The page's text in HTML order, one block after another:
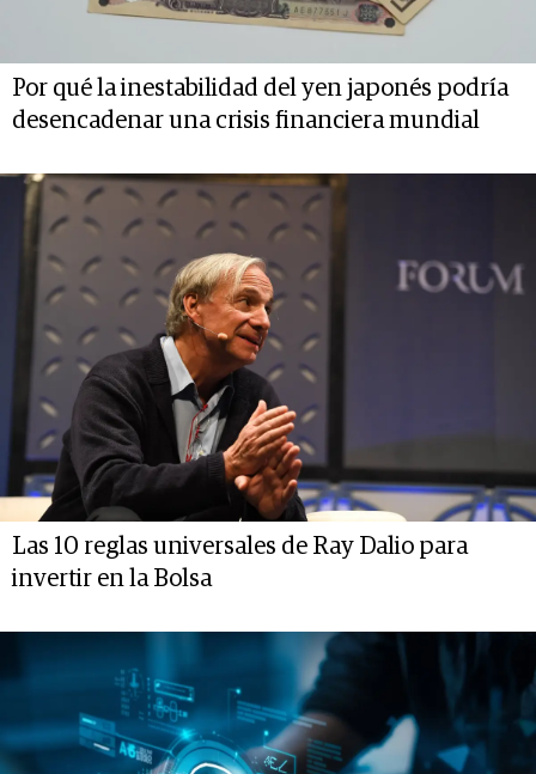
Por qué la inestabilidad del yen japonés podría
desencadenar una crisis financiera mundial
Las 10 reglas universales de Ray Dalio para
invertir en la Bolsa